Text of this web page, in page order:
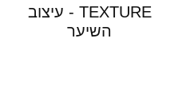
TEXTURE - עיצוב
השיער